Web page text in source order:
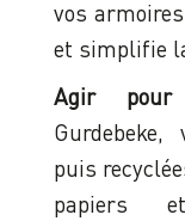
vos
et simplifie
Agir pour
puis
papiers